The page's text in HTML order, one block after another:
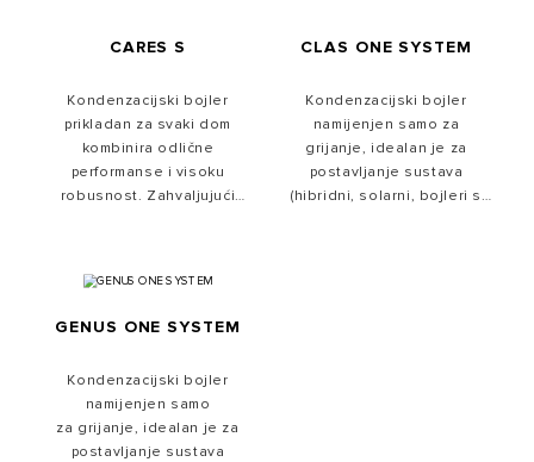
CARES S
Kondenzacijski bojler
prikladan za svaki dom
kombinira odlične
performanse i visoku
robusnost. Zahvaljujući
ravnotežu između udobnosti
CLAS ONE SYSTEM
Kondenzacijski bojler
namijenjen samo za
grijanje, idealan je za
postavljanje sustava
(hibridni, solarni, bojleri s
GENUS ONE SYSTEM
Kondenzacijski bojler
namijenjen samo
za grijanje, idealan je za
postavljanje sustava